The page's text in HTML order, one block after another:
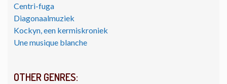
Centri-fuga
Diagonaalmuziek
Kockyn, een kermiskroniek
Une musique blanche
OTHER GENRES: